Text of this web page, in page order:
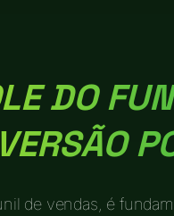
DO
de vendas, é